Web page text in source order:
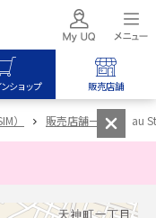
ショップ 販売店舗
） 販売店舗一覧 au